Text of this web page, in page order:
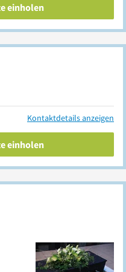
einholen
Kontaktdetails anzeigen
einholen